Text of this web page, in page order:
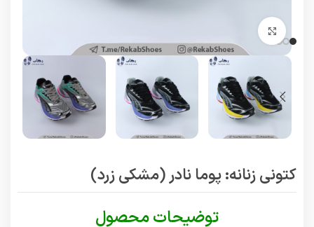
کتونی زنانه: پوما نادر (مشکی زرد)
توضیحات محصول